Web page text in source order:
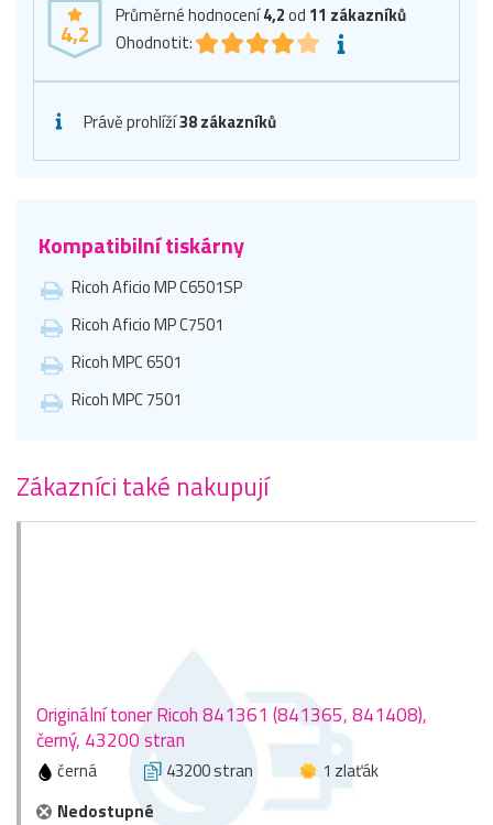
4,2
Průměrné hodnocení4,2od 11 zákazníků
Ohodnotit:
Právě prohlíží38 zákazníků
Kompatibilní tiskárny
Ricoh Aficio MP C6501SP
Ricoh Aficio MP C7501
Ricoh MPC 6501
Ricoh MPC 7501
Zákazníci také nakupují
Originální toner Ricoh 841361 (841365, 841408),
černý, 43200 stran
černá 43200 stran
1 zlaťák
Nedostupné